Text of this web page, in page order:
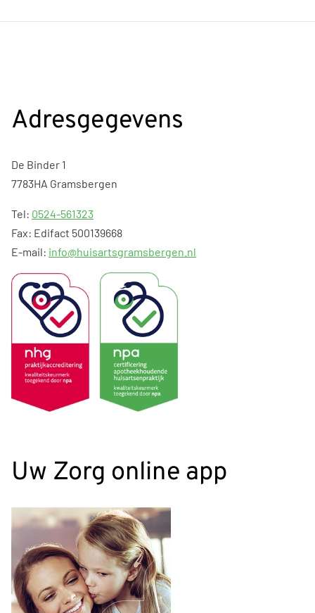
Adresgegevens
De Binder 1
7783HA Gramsbergen
Tel: 0524-561323
Fax: Edifact 500139668
E-mail: info@huisartsgramsbergen.nl
Uw Zorg online app